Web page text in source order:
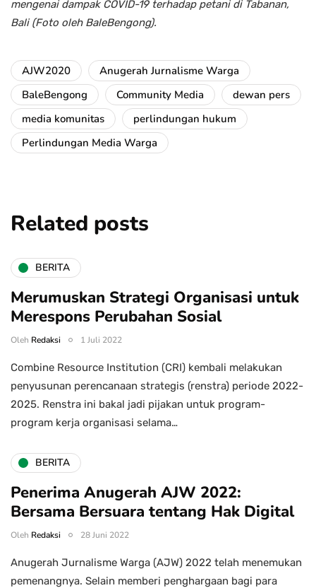
mengenai dampak COVID-19 terhadap petani di Tabanan,
Bali (Foto oleh BaleBengong).
AJW2020
Anugerah Jurnalisme Warga
BaleBengong
Community Media
dewan pers
media komunitas
perlindungan hukum
Perlindungan Media Warga
Related posts
BERITA
Merumuskan Strategi Organisasi untuk
Merespons Perubahan Sosial
Oleh Redaksi 1 Juli 2022
Combine Resource Institution (CRI) kembali melakukan
penyusunan perencanaan strategis (renstra) periode 2022-
2025. Renstra ini bakal jadi pijakan untuk program-
program kerja organisasi selama…
BERITA
Penerima Anugerah AJW 2022:
Bersama Bersuara tentang Hak Digital
Oleh Redaksi 28 Juni 2022
Anugerah Jurnalisme Warga (AJW) 2022 telah menemukan
pemenangnya. Selain memberi penghargaan bagi para